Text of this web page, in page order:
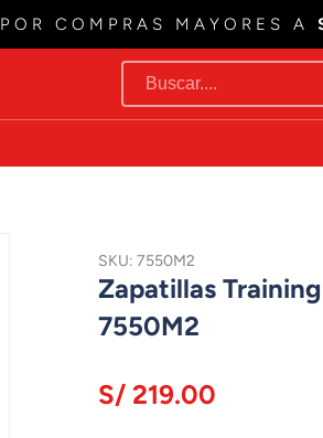
POR COMPRAS MAYORES A
SKU: 7550M2
Zapatillas
7550M2
S/ 219.00